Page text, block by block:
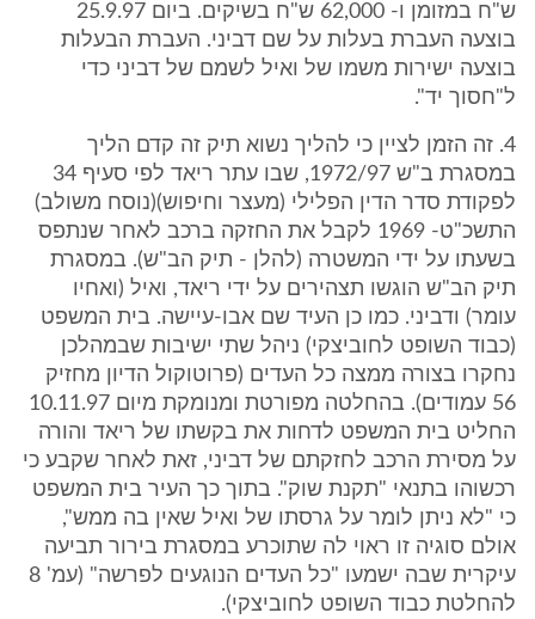
ש"ח במזומן ו- 62,000 ש"ח בשיקים. ביום 25.9.97
בוצעה העברת בעלות על שם דביני. העברת הבעלות
בוצעה ישירות משמו של ואיל לשמם של דביני כדי
ל"חסוך יד".
4. זה הזמן לציין כי להליך נשוא תיק זה קדם הליך
במסגרת ב"ש 1972/97, שבו עתר ריאד לפי סעיף 34
לפקודת סדר הדין הפלילי (מעצר וחיפוש)(נוסח משולב)
התשכ"ט- 1969 לקבל את החזקה ברכב לאחר שנתפס
בשעתו על ידי המשטרה (להלן - תיק הב"ש). במסגרת
תיק הב"ש הוגשו תצהירים על ידי ריאד, ואיל (ואחיו
עומר) ודביני. כמו כן העיד שם אבו-עיישה. בית המשפט
(כבוד השופט לחוביצקי) ניהל שתי ישיבות שבמהלכן
נחקרו בצורה ממצה כל העדים (פרוטוקול הדיון מחזיק
56 עמודים). בהחלטה מפורטת ומנומקת מיום 10.11.97
החליט בית המשפט לדחות את בקשתו של ריאד והורה
על מסירת הרכב לחזקתם של דביני, זאת לאחר שקבע כי
רכשוהו בתנאי "תקנת שוק". בתוך כך העיר בית המשפט
כי "לא ניתן לומר על גרסתו של ואיל שאין בה ממש",
אולם סוגיה זו ראוי לה שתוכרע במסגרת בירור תביעה
עיקרית שבה ישמעו "כל העדים הנוגעים לפרשה" (עמ' 8
להחלטת כבוד השופט לחוביצקי).